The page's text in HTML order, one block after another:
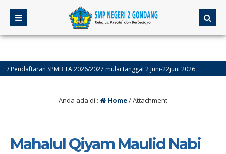
SPMB TA 2026/2027 mulai tanggal 2 Juni-22juni 2026
Anda ada di : Home/ Attachment
Mahalul Qiyam Maulid Nabi